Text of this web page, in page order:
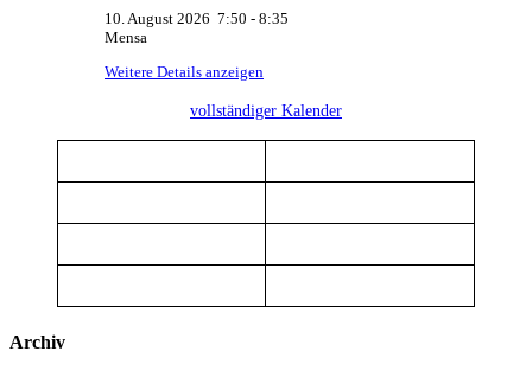
10. August 2026 7:50 - 8:35
Mensa
Weitere Details anzeigen
vollständiger Kalender
Archiv